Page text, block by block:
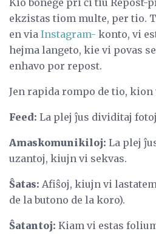
ekzistas tiom multe, per tio.
en via Instagram- konto, vi
hejma langeto, kie vi povas
enhavo por repost.
Jen rapida rompo de tio, kion
Feed: La plej ĵus dividitaj
Amaskomunikiloj: La plej
uzantoj, kiujn vi sekvas.
Ŝatas: Afiŝoj, kiujn vi
de la butono de la koro).
Ŝatantoj: Kiam vi estas